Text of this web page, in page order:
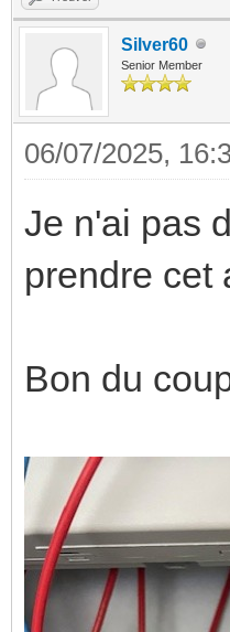
Silver60
Senior Member
06/07/2025,
Je n'ai pas
prendre cet
Bon du